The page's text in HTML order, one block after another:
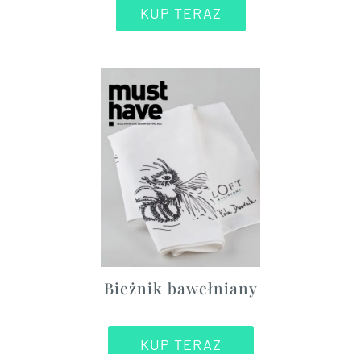
KUP TERAZ
Bieżnik bawełniany
KUP TERAZ